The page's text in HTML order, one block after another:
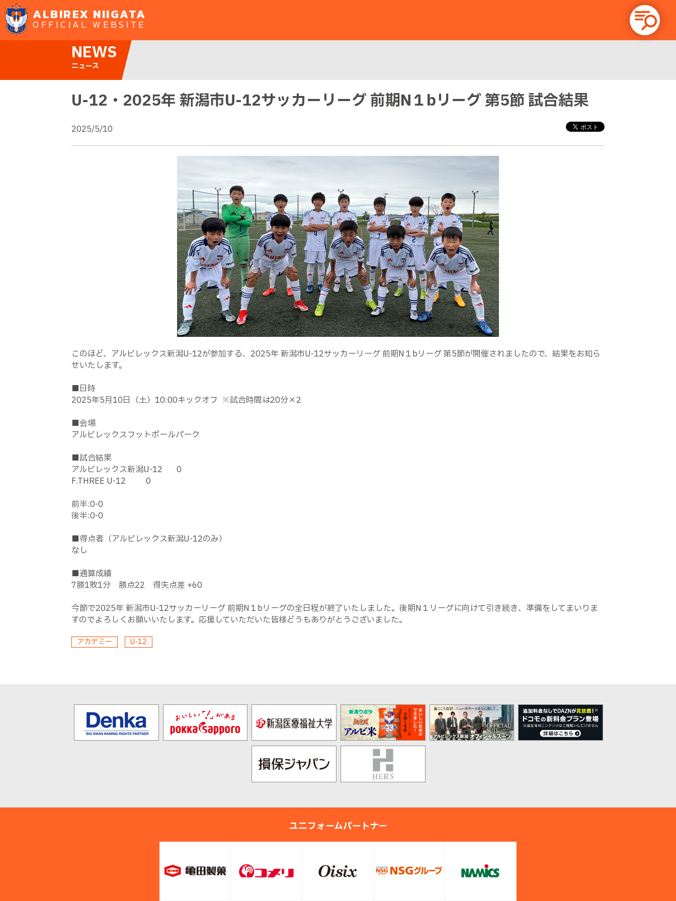
ALBIREX NIIGATA
OFFICIAL WEBSITE
NEWS
ニュース
U-12・2025年 新潟市U-12サッカーリーグ 前期N１bリーグ 第5節 試合結果
2025/5/10
このほど、アルビレックス新潟U-12が参加する、 2025年 新潟市U-12サッカーリーグ 前期N １bリーグ 第5節が開催されましたので、結果をお知ら
せいたします。
■日時
2025年5月10日（土） 10:00キックオフ ※試合時間は20分×2
■会場
アルビレックスフットボールパーク
■試合結果
アルビレックス新潟U-12 0
F.THREE U-12 0
前半:0-0
後半:0-0
■得点者（アルビレックス新潟U-12のみ）
なし
■通算成績
7勝1敗1分 勝点22 得失点差 +60
今節で2025年 新潟市U-12サッカーリーグ 前期N１bリーグの全日程が終了いたしました。後期N１リーグに向けて引き続き、準備をしてまいりま
すのでよろしくお願いいたします。応援していただいた皆様どうもありがとうございました。
アカデミー U-12
ユニフォームパートナー